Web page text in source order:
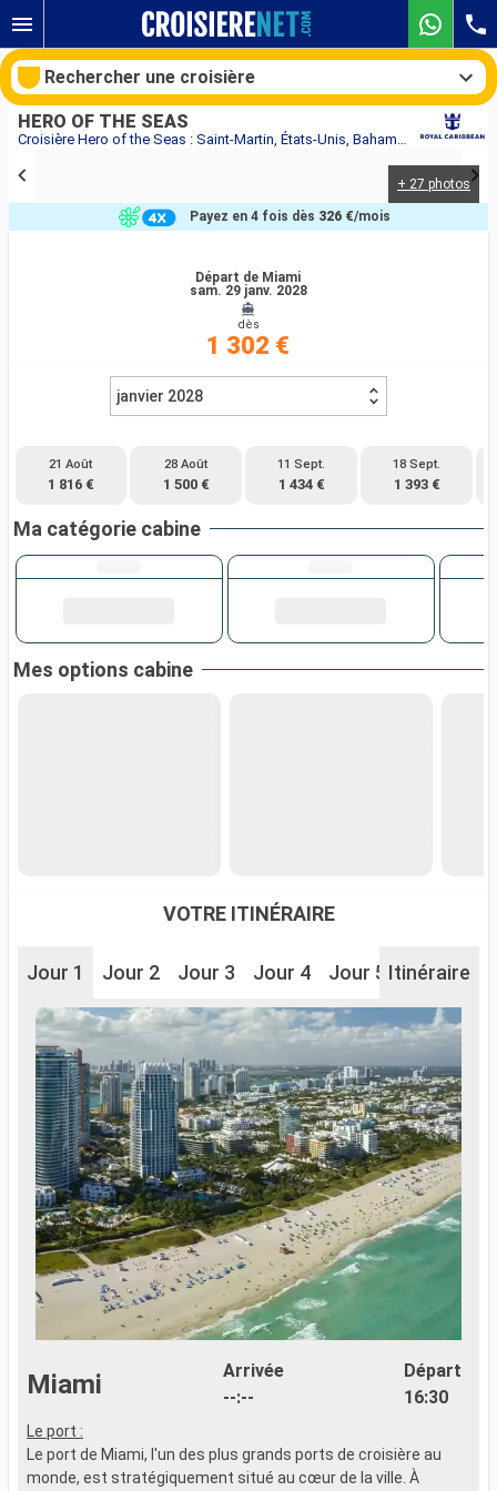
Croisière Hero of the Seas : Saint-Martin, États-Unis, Bahamas au départ de Miami
HERO OF THE SEAS
+ 27 photos
Départ de Miami
sam. 29 janv. 2028
dès
1 302 €
Payez en 4 fois dès 326 €/mois
janvier 2028
21 Août
1 816 €
28 Août
1 500 €
11 Sept.
1 434 €
18 Sept.
1 393 €
Ma catégorie cabine
Mes options cabine
VOTRE ITINÉRAIRE
Jour 1 Jour 2 Jour 3 Jour 4 Jour 5 Jour 6
Itinéraire
Miami
Arrivée
--:--
Départ
16:30
Le port :
Le port de Miami, l'un des plus grands ports de croisière au
monde, est stratégiquement situé au cœur de la ville. À
Rechercher une croisière
Nos destinations
Compagnies
Rechercher